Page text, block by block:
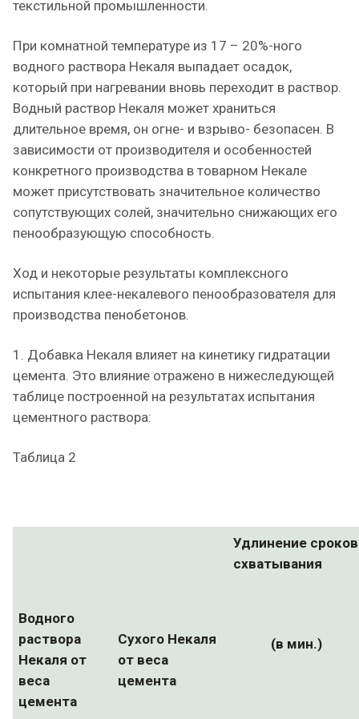
текстильной промышленности.
При комнатной температуре из 17 – 20%-ного
водного раствора Некаля выпадает осадок,
который при нагревании вновь переходит в раствор.
Водный раствор Некаля может храниться
длительное время, он огне- и взрыво- безопасен. В
зависимости от производителя и особенностей
конкретного производства в товарном Некале
может присутствовать значительное количество
сопутствующих солей, значительно снижающих его
пенообразующую способность.
Ход и некоторые результаты комплексного
испытания клее-некалевого пенообразователя для
производства пенобетонов.
1. Добавка Некаля влияет на кинетику гидратации
цемента. Это влияние отражено в нижеследующей
таблице построенной на результатах испытания
цементного раствора:
Таблица 2
Водного
раствора
Некаля от
веса
цемента
Сухого Некаля
от веса
цемента
Удлинение сроков
схватывания
(в мин.)